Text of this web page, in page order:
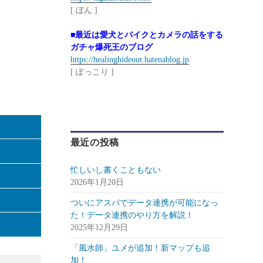
[ ぼん ]
■最近は愛犬とバイクとカメラの話をする
ガチャ爆死王のブログ
https://healinghideout.hatenablog.jp
[ ぽっこり ]
最近の投稿
忙しいし書くこともない
2026年1月20日
ついにアスパでデータ連携が可能になっ
た！データ連携のやり方を解説！
2025年12月29日
「風水師」ユメが追加！新マップも追
加！